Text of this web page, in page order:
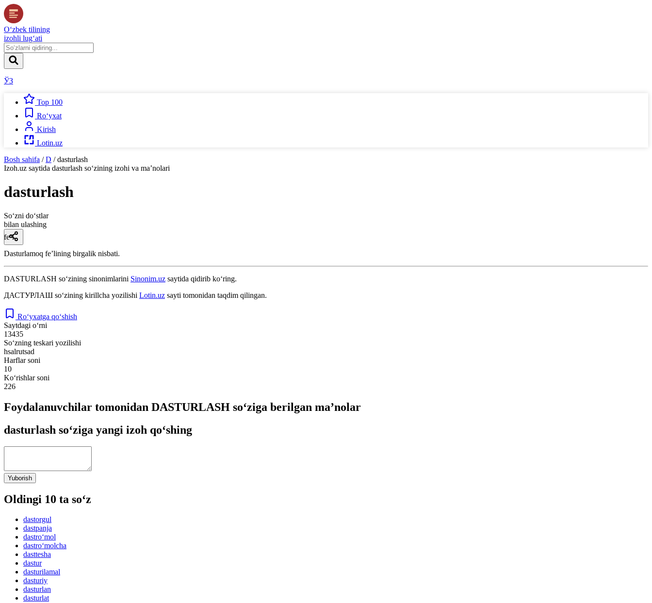
O‘zbek tilining
izohli lug‘ati
ЎЗ
Top 100
Ro‘yxat
Kirish
Lotin.uz
Bosh sahifa / D / dasturlash
Izoh.uz saytida dasturlash so‘zining izohi va ma’nolari
dasturlash
So‘zni do‘stlar
bilan ulashing
fe’l
Dasturlamoq feʼlining birgalik nisbati.
DASTURLASH so‘zining sinonimlarini Sinonim.uz saytida qidirib ko‘ring.
ДАСТУРЛАШ so‘zining kirillcha yozilishi Lotin.uz sayti tomonidan taqdim qilingan.
Ro‘yxatga qo‘shish
Saytdagi o‘rni
13435
So‘zning teskari yozilishi
hsalrutsad
Harflar soni
10
Ko‘rishlar soni
226
Foydalanuvchilar tomonidan DASTURLASH so‘ziga berilgan ma’nolar
dasturlash so‘ziga yangi izoh qo‘shing
Yuborish
Oldingi 10 ta so‘z
dastorgul
dastpanja
dastro‘mol
dastro‘molcha
dasttesha
dastur
dasturilamal
dasturiy
dasturlan
dasturlat